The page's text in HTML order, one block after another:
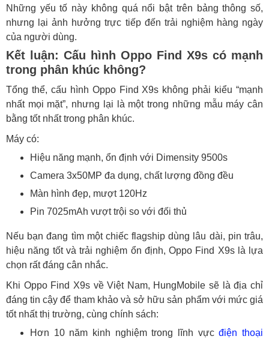
Những yếu tố này không quá nổi bật trên bảng thông số,
nhưng lại ảnh hưởng trực tiếp đến trải nghiệm hàng ngày
của người dùng.
Kết luận: Cấu hình Oppo Find X9s có mạnh
trong phân khúc không?
Tổng thể, cấu hình Oppo Find X9s không phải kiểu “mạnh
nhất mọi mặt”, nhưng lại là một trong những mẫu máy cân
bằng tốt nhất trong phân khúc.
Máy có:
Hiệu năng mạnh, ổn định với Dimensity 9500s
Camera 3x50MP đa dụng, chất lượng đồng đều
Màn hình đẹp, mượt 120Hz
Pin 7025mAh vượt trội so với đối thủ
Nếu bạn đang tìm một chiếc flagship dùng lâu dài, pin trâu,
hiệu năng tốt và trải nghiệm ổn định, Oppo Find X9s là lựa
chọn rất đáng cân nhắc.
Khi Oppo Find X9s về Việt Nam, HungMobile sẽ là địa chỉ
đáng tin cậy để tham khảo và sở hữu sản phẩm với mức giá
tốt nhất thị trường, cùng chính sách:
Hơn 10 năm kinh nghiệm trong lĩnh vựcđiện thoại